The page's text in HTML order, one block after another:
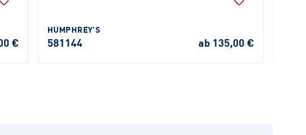
€
HUMPHREY'S
581144 ab 135,00 €